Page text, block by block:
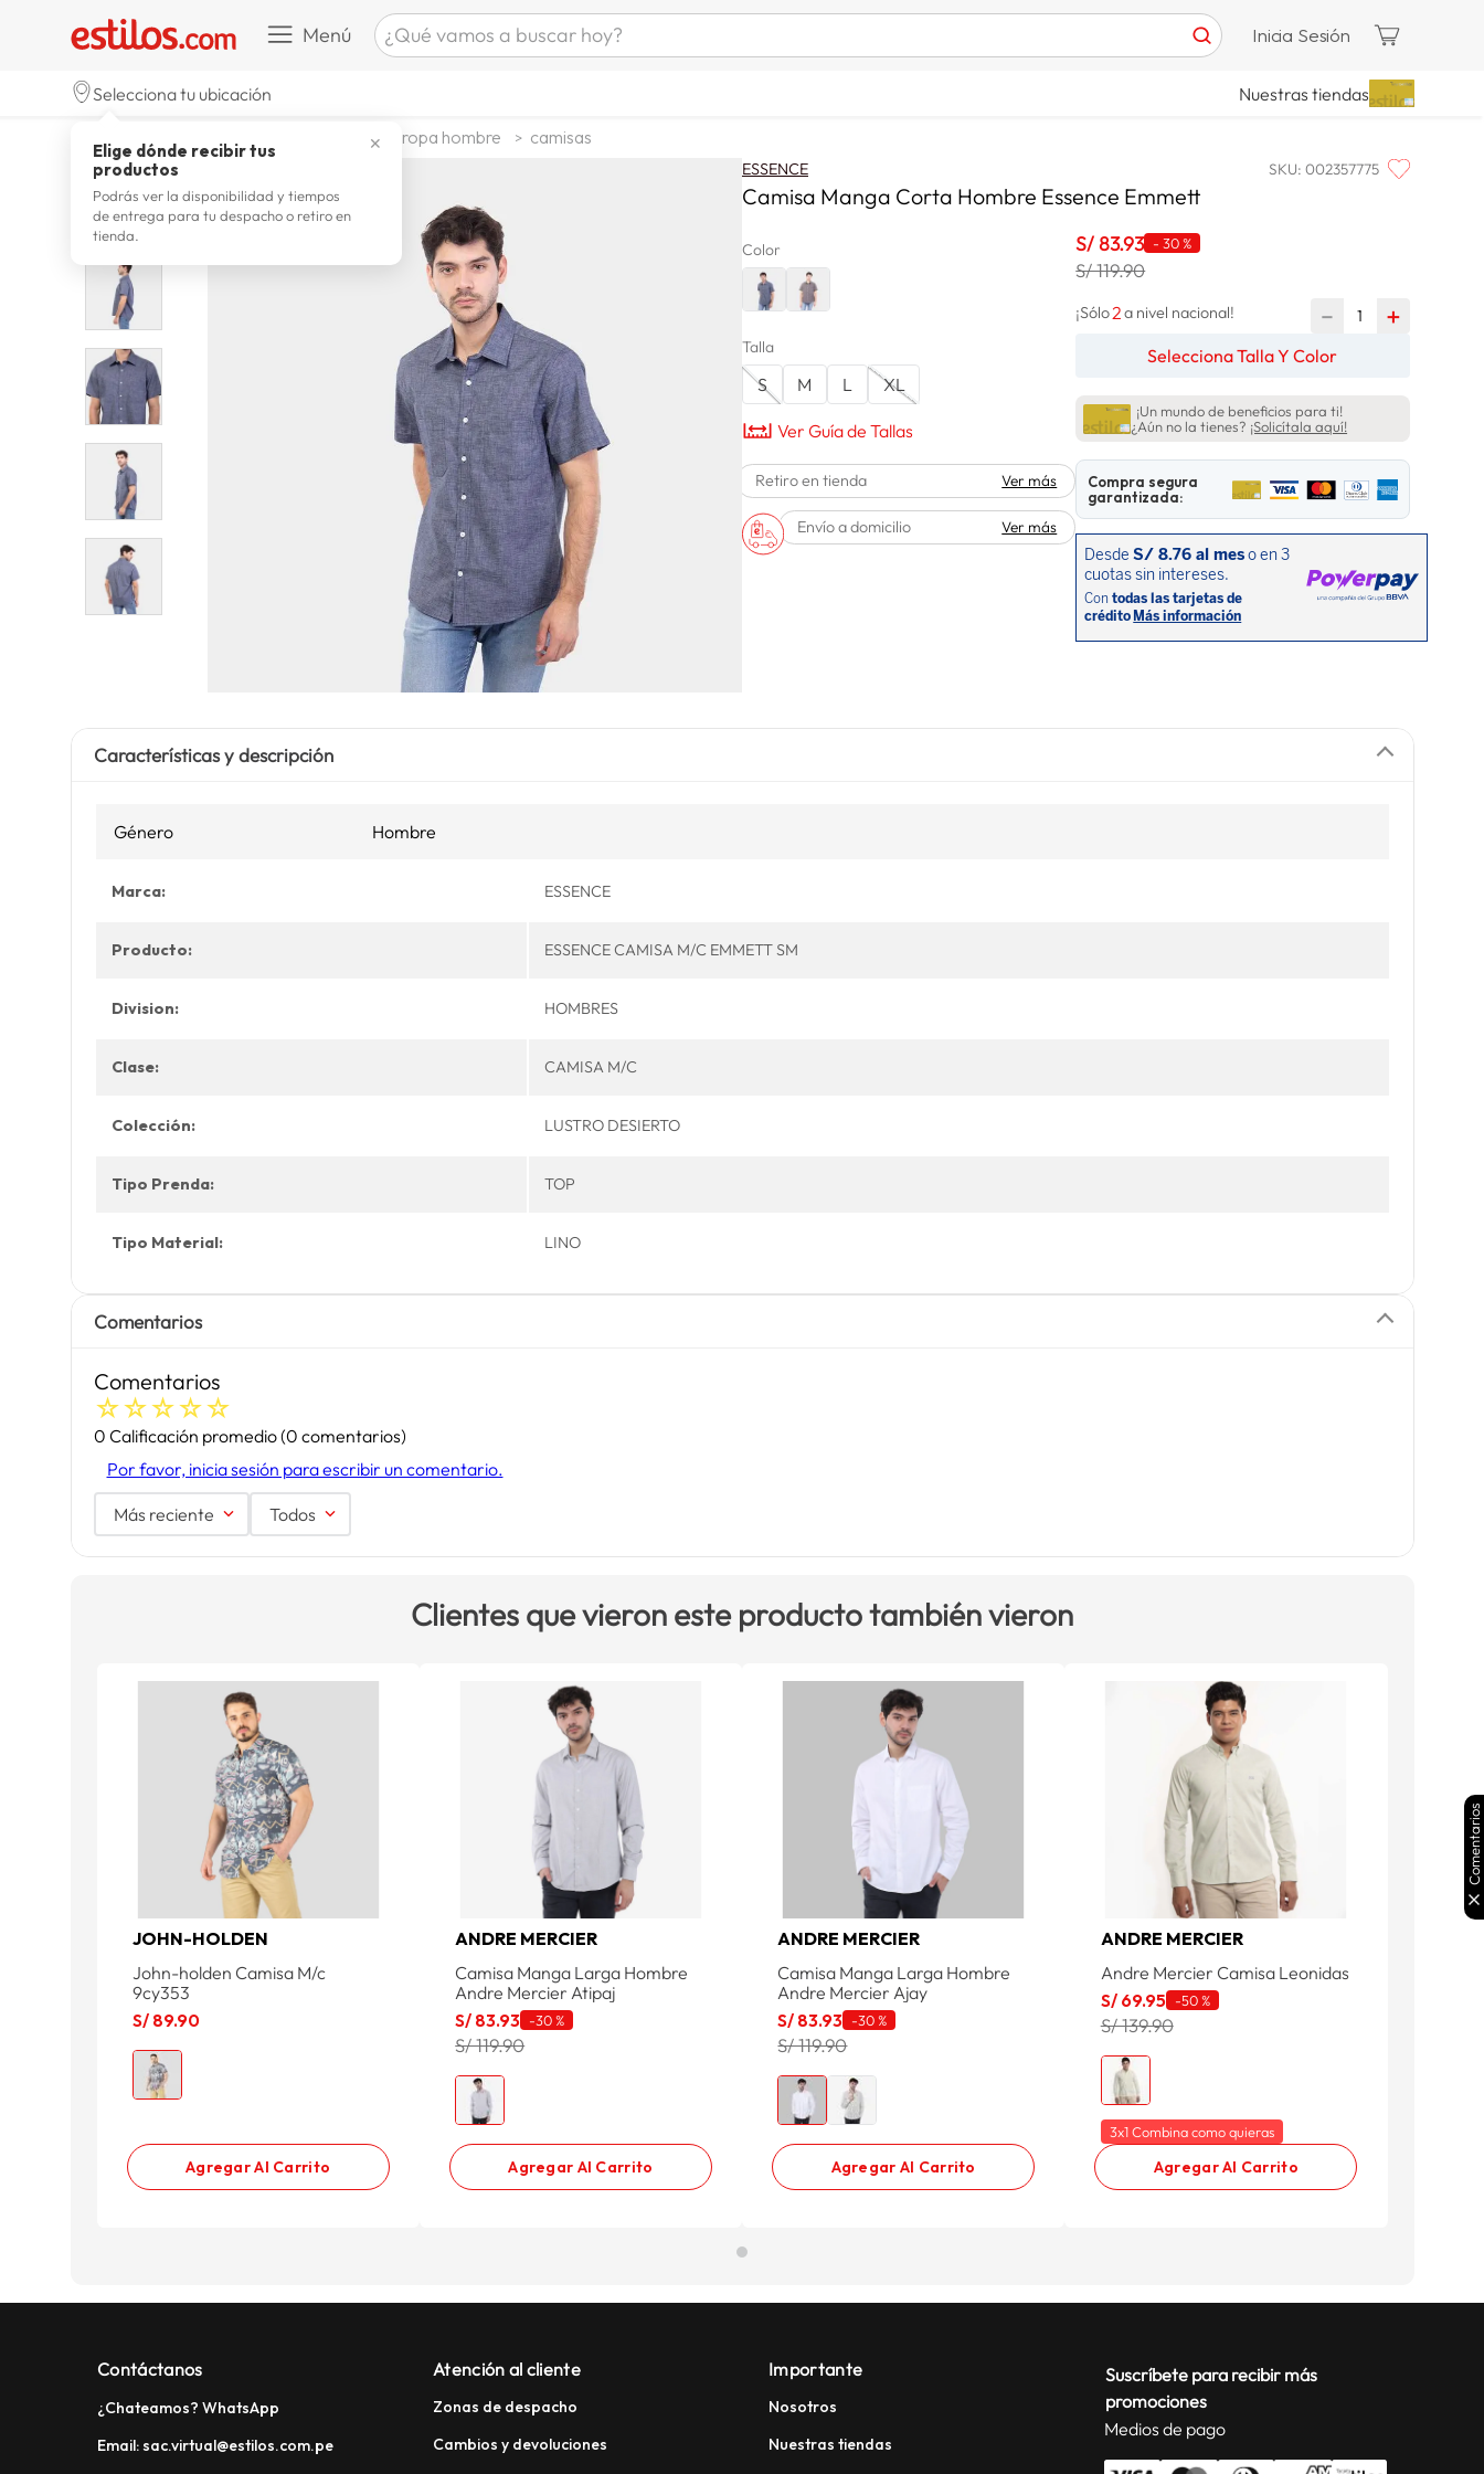
Menú ¿Qué vamos a buscar hoy?
moda
zapatillas
tv
. laptop
8. terrex
9. spiderman
. lavadora
Inicia Sesión
Selecciona tu ubicación
✕
Elige dónde recibir tus
productos
Podrás ver la disponibilidad y tiempos
de entrega para tu despacho o retiro en
tienda.
Nuestras tiendas
hombre ropa hombre camisas
ESSENCE SKU: 002357775
Camisa Manga Corta Hombre Essence Emmett
Color
Talla
S M L XL
Ver Guía de Tallas
Retiro en tienda Ver más
Envío a domicilio Ver más
S/83.93 -30 %
S/ 119.90
¡Sólo2a nivel nacional! ＋
－
Selecciona Talla Y Color
¡Un mundo de beneficios para ti!
¿Aún no la tienes? ¡Solicítala aquí!
Compra segura
garantizada:
Características y descripción
Género Hombre
Marca: ESSENCE
Producto: ESSENCE CAMISA M/C EMMETT SM
Division: HOMBRES
Clase: CAMISA M/C
Colección: LUSTRO DESIERTO
Tipo Prenda: TOP
Tipo Material: LINO
Comentarios
Comentarios
☆☆☆☆☆
0 Calificación promedio(0 comentarios)
Por favor, inicia sesión para escribir un comentario.
Más reciente Todos
Clientes que vieron este producto también vieron
JOHN-HOLDEN
John-holden Camisa M/c
9cy353
S/ 89.90
Agregar Al Carrito
ANDRE MERCIER
Camisa Manga Larga Hombre
Andre Mercier Atipaj
S/ 83.93 -30 %
S/ 119.90
Agregar Al Carrito
ANDRE MERCIER
Camisa Manga Larga Hombre
Andre Mercier Ajay
S/ 83.93 -30 %
S/ 119.90
Agregar Al Carrito
ANDRE MERCIER
Andre Mercier Camisa Leonidas
S/ 69.95 -50 %
S/ 139.90
3x1 Combina como quieras
Agregar Al Carrito
Contáctanos
¿Chateamos? WhatsApp
Email: sac.virtual@estilos.com.pe
Atención al cliente
Zonas de despacho
Cambios y devoluciones
Importante
Nosotros
Nuestras tiendas
Suscríbete para recibir más
promociones
Medios de pago
Comentarios